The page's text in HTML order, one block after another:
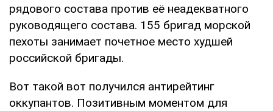
рядового состава против её неадекватного
руководящего состава. 155 бригад морской
пехоты занимает почетное место худшей
российской бригады.
Вот такой вот получился антирейтинг
оккупантов. Позитивным моментом для